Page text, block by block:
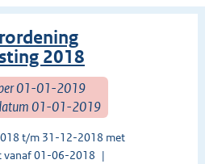
2018
01-01-2019
01-01-2019
t/m 31-12-2018 met
vanaf 01-06-2018